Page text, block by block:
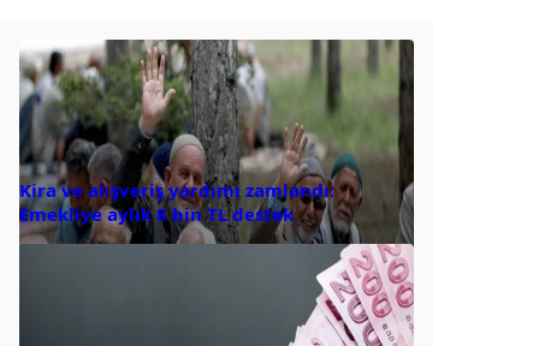
Kira ve alışveriş yardımı zamlandı:
Emekliye aylık 8 bin TL destek